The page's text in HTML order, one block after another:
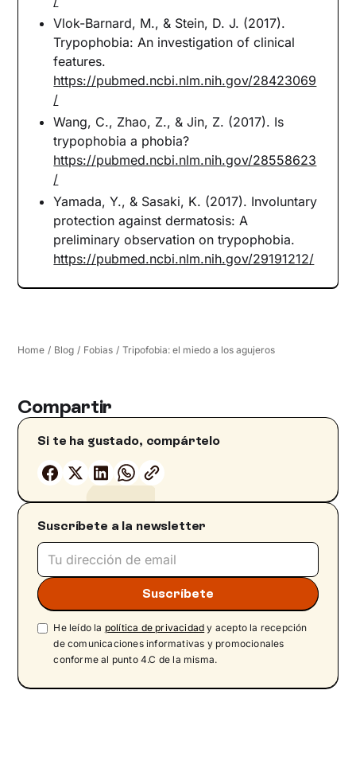
Vlok-Barnard, M., & Stein, D. J. (2017).
Trypophobia: An investigation of clinical
features.
https://pubmed.ncbi.nlm.nih.gov/28423069
/
Wang, C., Zhao, Z., & Jin, Z. (2017). Is
trypophobia a phobia?
https://pubmed.ncbi.nlm.nih.gov/28558623
/
Yamada, Y., & Sasaki, K. (2017). Involuntary
protection against dermatosis: A
preliminary observation on trypophobia.
https://pubmed.ncbi.nlm.nih.gov/29191212/
Home / Blog / Fobias / Tripofobia: el miedo a los agujeros
Compartir
Si te ha gustado, compártelo
Suscríbete a la newsletter
He leído la política de privacidad y acepto la recepción
de comunicaciones informativas y promocionales
conforme al punto 4.C de la misma.